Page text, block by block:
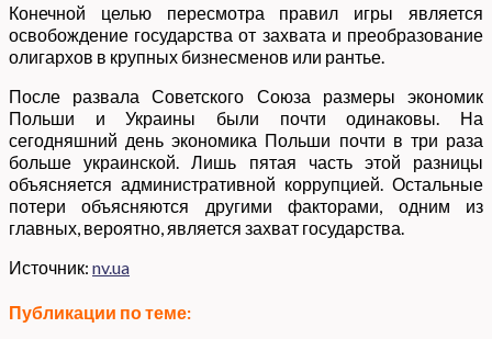
Конечной целью пересмотра правил игры является
освобождение государства от захвата и преобразование
олигархов в крупных бизнесменов или рантье.
После развала Советского Союза размеры экономик
Польши и Украины были почти одинаковы. На
сегодняшний день экономика Польши почти в три раза
больше украинской. Лишь пятая часть этой разницы
объясняется административной коррупцией. Остальные
потери объясняются другими факторами, одним из
главных, вероятно, является захват государства.
Источник: nv.ua
Публикации по теме: